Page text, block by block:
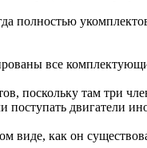
полностью
все
поскольку там
двигатели
виде, как он